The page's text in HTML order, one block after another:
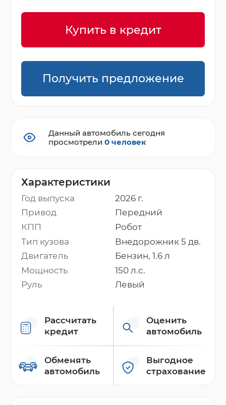
Характеристики
Год выпуска
2026 г.
Привод
Передний
КПП
Робот
Тип кузова
Внедорожник 5 дв.
Двигатель
Бензин, 1.6 л
Мощность
150 л.с.
Руль
Левый
Рассчитать
кредит
Оценить
автомобиль
Обменять
автомобиль
Выгодное
страхование
Купить в кредит
Получить предложение
Данный автомобиль сегодня
просмотрели0 человек